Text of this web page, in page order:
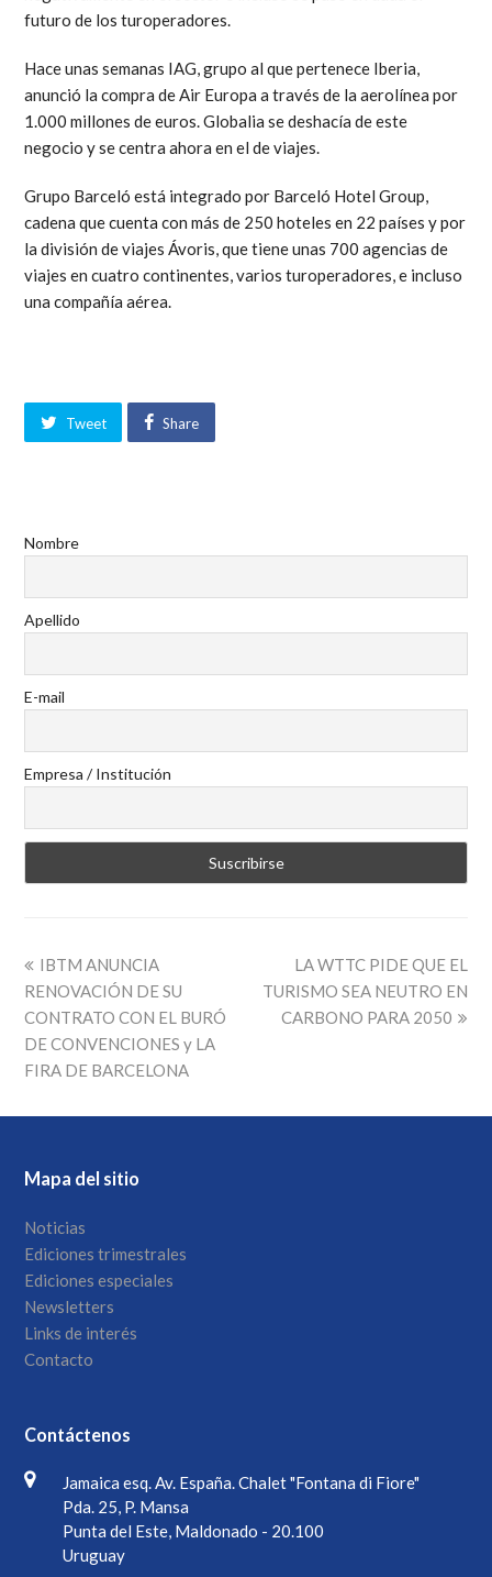
futuro de los turoperadores.
Hace unas semanas IAG, grupo al que pertenece Iberia,
anunció la compra de Air Europa a través de la aerolínea por
1.000 millones de euros. Globalia se deshacía de este
negocio y se centra ahora en el de viajes.
Grupo Barceló está integrado por Barceló Hotel Group,
cadena que cuenta con más de 250 hoteles en 22 países y por
la división de viajes Ávoris, que tiene unas 700 agencias de
viajes en cuatro continentes, varios turoperadores, e incluso
una compañía aérea.
Tweet Share
Nombre
Apellido
E-mail
Empresa / Institución
IBTM ANUNCIA
RENOVACIÓN DE SU
CONTRATO CON EL BURÓ
DE CONVENCIONES y LA
FIRA DE BARCELONA
LA WTTC PIDE QUE EL
TURISMO SEA NEUTRO EN
CARBONO PARA 2050
Mapa del sitio
Noticias
Ediciones trimestrales
Ediciones especiales
Newsletters
Links de interés
Contacto
Contáctenos
Jamaica esq. Av. España. Chalet "Fontana di Fiore"
Pda. 25, P. Mansa
Punta del Este, Maldonado - 20.100
Uruguay